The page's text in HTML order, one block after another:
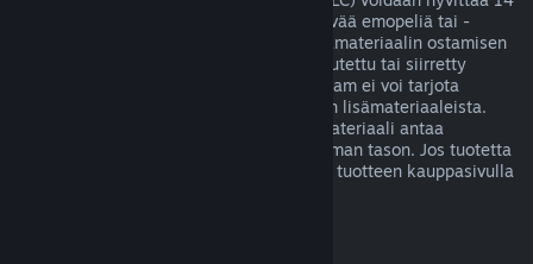
päivän sisällä ostoksesta, jos siihen liittyvää emopeliä tai -
sovellusta on pelattu alle kaksi tuntia lisämateriaalin ostamisen
jälkeen, eikä lisäosaa ei ole käytetty, muutettu tai siirretty
toiselle tilille. Huomaa kuitenkin, että Steam ei voi tarjota
hyvitystä joistakin kolmansien osapuolten lisämateriaaleista.
Näin voi olla esimerkiksi silloin, jos lisämateriaali antaa
pelattavalle hahmolle pysyvästi korkeamman tason. Jos tuotetta
ei voida hyvittää, tästä kerrotaan selvästi tuotteen kauppasivulla